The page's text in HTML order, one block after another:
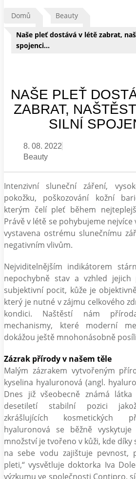
Domů Beauty
Naše pleť dostává v létě zabrat,
spojenci…
NAŠE PLEŤ
ZABRAT,
SILNÍ
8. 08. 2022
Beauty
Intenzivní sluneční záření,
pokožku, poškozování kožní
kterým čelí pleť během
Právě v létě se pohybujeme nejvíce
vystavena ostrému slunečnímu
negativním vlivům.
Nejviditelnějším indikátorem
nepochybně stav a vzhled
subjektivní pocit, kůže je
který je nutné v zájmu celkového
kondici. Naštěstí nám
mechanismy, které moderní
dokážou ještě mnohonásobně
Zázrak přírody v našem těle
Malým zázrakem vytvořeným
kyselina hyaluronová (angl.
Dnes již všeobecně známá
desetiletí stabilní pozici
zkrášlujících kosmetických
hyaluronová se běžně
množství je tvořeno v kůži, kde
na sebe vodu zajištuje pevnost,
pleti,“ vysvětluje doktorka Iva
výzkumu ve společnosti Contipro,